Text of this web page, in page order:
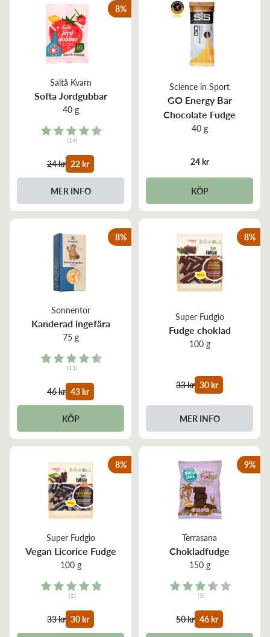
Saltå Kvarn
Softa Jordgubbar
40 g
Rating:
(14)
24 kr 22 kr
MER INFO
8%
Science in Sport
GO Energy Bar
Chocolate Fudge
40 g
24 kr
KÖP
Sonnentor
Kanderad ingefära
75 g
Rating:
(11)
46 kr 43 kr
KÖP
8%
Super Fudgio
Fudge choklad
100 g
33 kr 30 kr
MER INFO
8%
Super Fudgio
Vegan Licorice Fudge
100 g
Rating:
(2)
33 kr 30 kr
8%
Terrasana
Chokladfudge
150 g
Rating:
(5)
50 kr 46 kr
9%